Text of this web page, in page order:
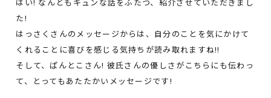
た!
はっさくさんのメッセージからは、自分のことを気にかけて
くれることに喜びを感じる気持ちが読み取れますね!!
そして、ぱんとこさん! 彼氏さんの優しさがこちらにも伝わっ
て、とってもあたたかいメッセージです!